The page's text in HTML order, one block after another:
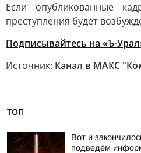
Если опубликованные
преступления будет
Подписывайтесь на «Ъ-
Источник: Канал в МАКС
ТОП
Вот и
подведём